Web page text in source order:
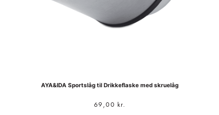
AYA&IDA Sportslåg til Drikkeflaske med skruelåg
69,00 kr.